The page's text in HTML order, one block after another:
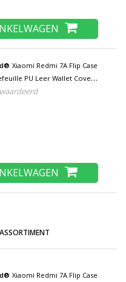
Xiaomi Redmi 7A Flip Case
PU Leer Wallet Cover
Xiaomi Redmi 7A Flip Case